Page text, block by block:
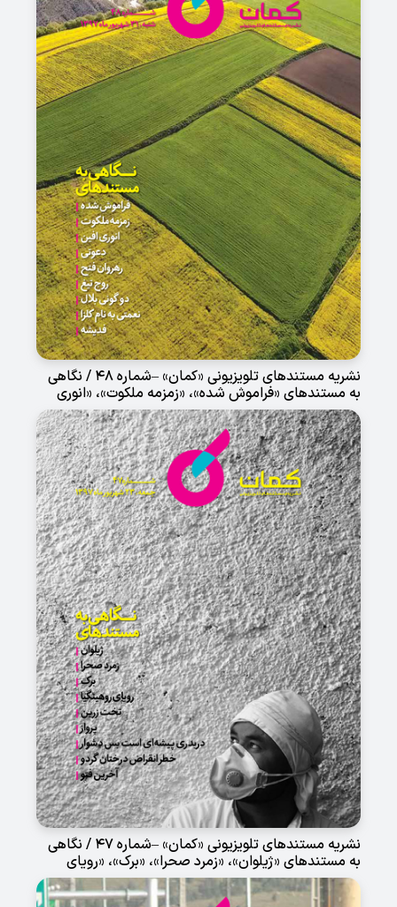
نشریه مستندهای تلویزیونی «کمان» –شماره 48 / نگاهی
به مستندهای «فراموش شده»، «زمزمه ملکوت»، «انوری
افین»، «دعوتی»، «رهروان فتح»، «روج تیغ»، «دو گونی
بلال»، «نعمتی به نام کلزا» و «فدیشه»
نشریه مستندهای تلویزیونی «کمان» –شماره 47 / نگاهی
به مستندهای «ژیلوان»، «زمرد صحرا»، «برک»، «رویای
روهینگیا»، «تخت زرین»، «پرواز»، «دربدری پیشه ای است
بس دشوار»، «خطر انقراض درختان گردو» و «آخرین فوتو»